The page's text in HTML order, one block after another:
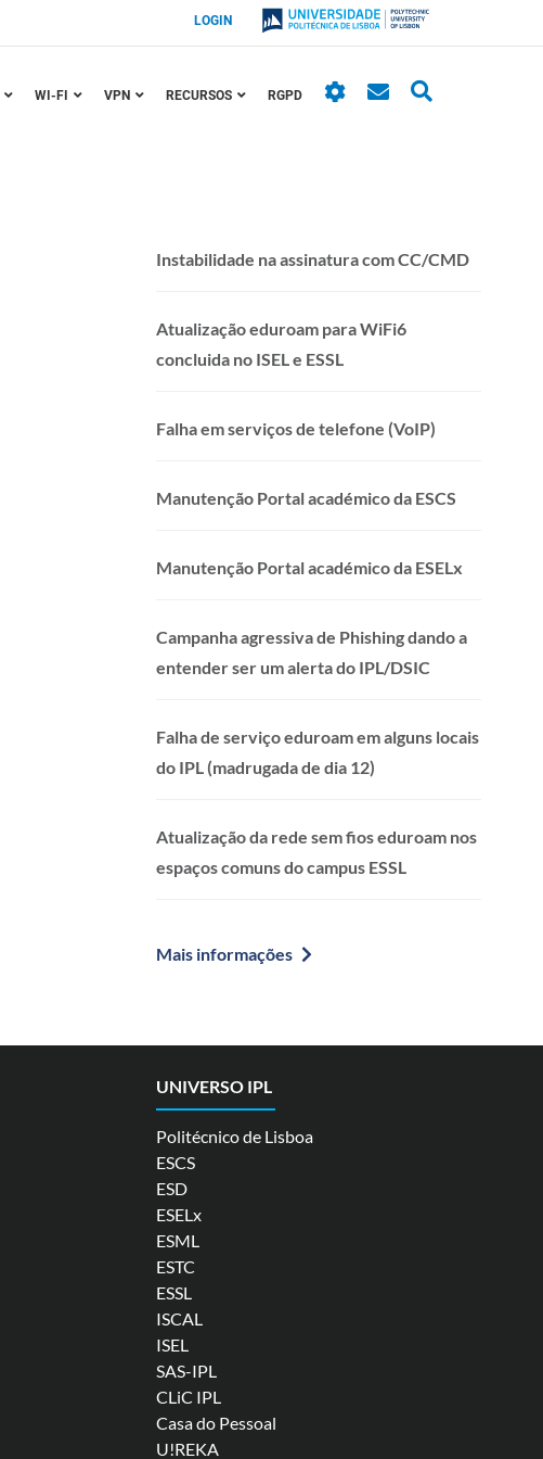
LOGIN
WI-FI VPN RECURSOS RGPD
Instabilidade na assinatura com CC/CMD
Atualização eduroam para WiFi6
concluida no ISEL e ESSL
Falha em serviços de telefone (VoIP)
Manutenção Portal académico da ESCS
Manutenção Portal académico da ESELx
Campanha agressiva de Phishing dando a
entender ser um alerta do IPL/DSIC
Falha de serviço eduroam em alguns locais
do IPL (madrugada de dia 12)
Atualização da rede sem fios eduroam nos
espaços comuns do campus ESSL
Mais informações
UNIVERSO IPL
Politécnico de Lisboa
ESCS
ESD
ESELx
ESML
ESTC
ESSL
ISCAL
ISEL
SAS-IPL
CLiC IPL
Casa do Pessoal
U!REKA